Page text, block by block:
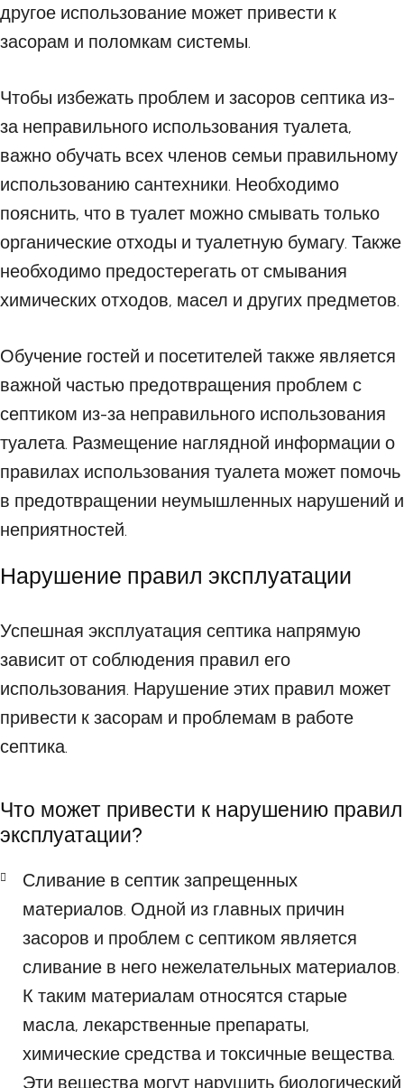
другое использование может привести к
засорам и поломкам системы.
Чтобы избежать проблем и засоров септика из-
за неправильного использования туалета,
важно обучать всех членов семьи правильному
использованию сантехники. Необходимо
пояснить, что в туалет можно смывать только
органические отходы и туалетную бумагу. Также
необходимо предостерегать от смывания
химических отходов, масел и других предметов.
Обучение гостей и посетителей также является
важной частью предотвращения проблем с
септиком из-за неправильного использования
туалета. Размещение наглядной информации о
правилах использования туалета может помочь
в предотвращении неумышленных нарушений и
неприятностей.
Нарушение правил эксплуатации
Успешная эксплуатация септика напрямую
зависит от соблюдения правил его
использования. Нарушение этих правил может
привести к засорам и проблемам в работе
септика.
Что может привести к нарушению правил
эксплуатации?
Сливание в септик запрещенных
материалов. Одной из главных причин
засоров и проблем с септиком является
сливание в него нежелательных материалов.
К таким материалам относятся старые
масла, лекарственные препараты,
химические средства и токсичные вещества.
Эти вещества могут нарушить биологический